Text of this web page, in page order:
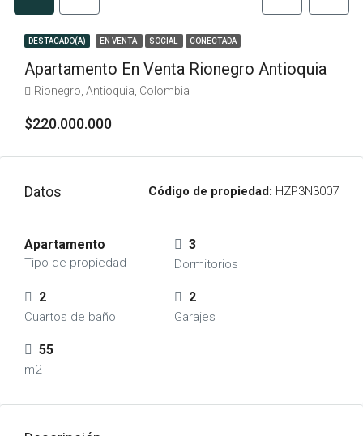
DESTACADO(A) EN VENTA SOCIAL CONECTADA
Apartamento En Venta Rionegro Antioquia
Rionegro, Antioquia, Colombia
$220.000.000
Datos Código de propiedad: HZP3N3007
Apartamento
Tipo de propiedad
3
Dormitorios
2
Cuartos de baño
2
Garajes
55
m2